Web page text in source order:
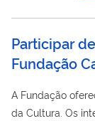
que está
Participar
Fundação
A Fundação
da Cultura. Os